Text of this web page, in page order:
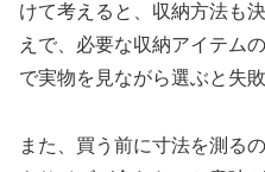
けて考えると、収納方法も
えで、必要な収納アイテム
で実物を見ながら選ぶと失
また、買う前に寸法を測る